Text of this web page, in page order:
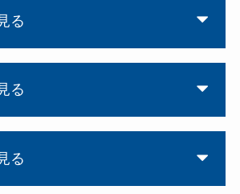
る
る
る